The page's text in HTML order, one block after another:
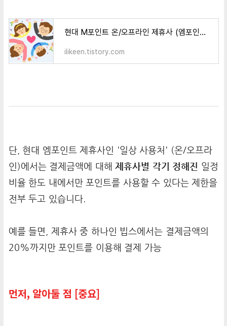
현대 M포인트 온/오프라인 제휴사 (엠포인트 사용 2편)
ilikeen.tistory.com
단, 현대 엠포인트 제휴사인 '일상 사용처' (온/오프라
인)에서는 결제금액에 대해 제휴사별 각기 정해진 일정
비율 한도 내에서만 포인트를 사용할 수 있다는 제한을
전부 두고 있습니다.
예를 들면, 제휴사 중 하나인 빕스에서는 결제금액의
20%까지만 포인트를 이용해 결제 가능
먼저, 알아둘 점 [중요]